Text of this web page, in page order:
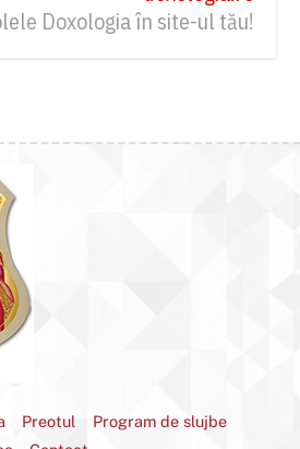
Doxologia în site-ul tău!
Preotul
Program de slujbe